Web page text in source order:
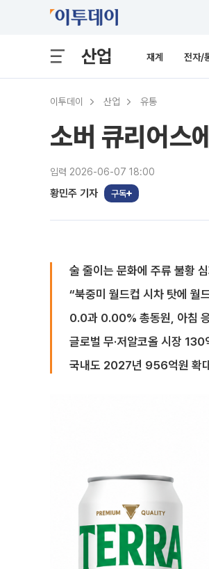
산업 재계 전자/
이투데이 산업 유통
소버 큐리어스
입력 2026-06-07 18:00
황민주 기자 구독
술 줄이는 문화에 주류 불황
“북중미 월드컵 시차 탓에 월
0.0과 0.00% 총동원, 아침
글로벌 무·저알코올 시장 130
국내도 2027년 956억원 확